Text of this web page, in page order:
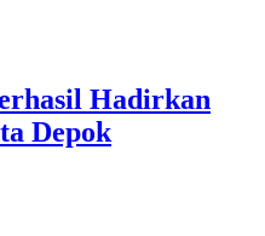
Hadirkan
Depok